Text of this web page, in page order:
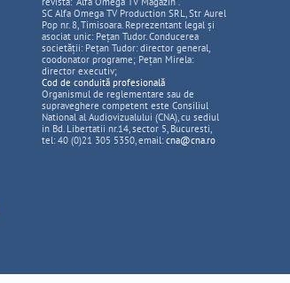
SC Alfa Omega TV Production SRL, Str Aurel
Pop nr. 8, Timisoara. Reprezentant legal și
asociat unic: Pețan Tudor. Conducerea
societății: Pețan Tudor: director general,
coodonator programe; Pețan Mirela:
director executiv;
Cod de conduită profesională
Organismul de reglementare sau de
supraveghere competent este Consiliul
National al Audiovizualului (CNA), cu sediul
in Bd. Libertatii nr.14, sector 5, Bucuresti,
tel: 40 (0)21 305 5350, email: cna@cna.ro